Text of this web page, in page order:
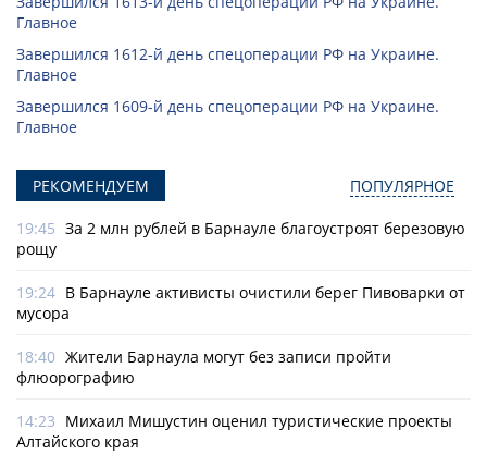
Главное
Завершился 1612-й день спецоперации РФ на Украине.
Главное
Завершился 1609-й день спецоперации РФ на Украине.
Главное
РЕКОМЕНДУЕМ ПОПУЛЯРНОЕ
19:45 За 2 млн рублей в Барнауле благоустроят березовую
рощу
19:24 В Барнауле активисты очистили берег Пивоварки от
мусора
18:40 Жители Барнаула могут без записи пройти
флюорографию
14:23 Михаил Мишустин оценил туристические проекты
Алтайского края